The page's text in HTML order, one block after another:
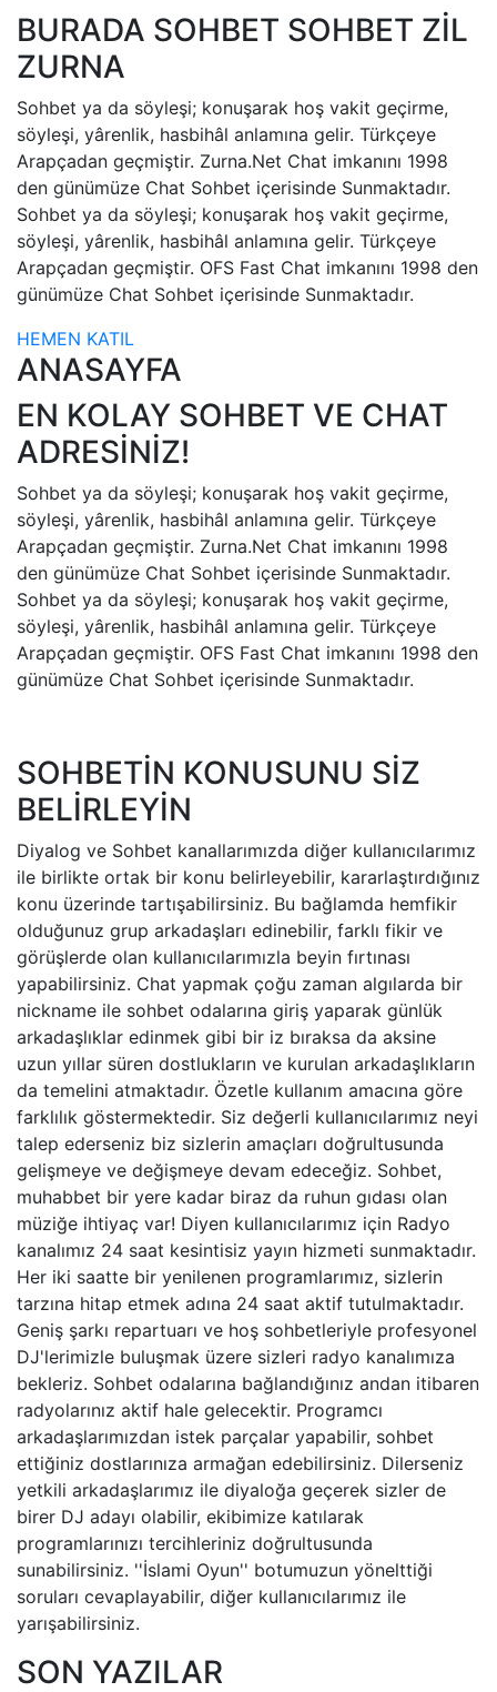
BURADA SOHBET SOHBET ZİL
ZURNA
Sohbet ya da söyleşi; konuşarak hoş vakit geçirme,
söyleşi, yârenlik, hasbihâl anlamına gelir. Türkçeye
Arapçadan geçmiştir. Zurna.Net Chat imkanını 1998
den günümüze Chat Sohbet içerisinde Sunmaktadır.
Sohbet ya da söyleşi; konuşarak hoş vakit geçirme,
söyleşi, yârenlik, hasbihâl anlamına gelir. Türkçeye
Arapçadan geçmiştir. OFS Fast Chat imkanını 1998 den
günümüze Chat Sohbet içerisinde Sunmaktadır.
HEMEN KATIL
ANASAYFA
EN KOLAY SOHBET VE CHAT
ADRESİNİZ!
Sohbet ya da söyleşi; konuşarak hoş vakit geçirme,
söyleşi, yârenlik, hasbihâl anlamına gelir. Türkçeye
Arapçadan geçmiştir. Zurna.Net Chat imkanını 1998
den günümüze Chat Sohbet içerisinde Sunmaktadır.
Sohbet ya da söyleşi; konuşarak hoş vakit geçirme,
söyleşi, yârenlik, hasbihâl anlamına gelir. Türkçeye
Arapçadan geçmiştir. OFS Fast Chat imkanını 1998 den
günümüze Chat Sohbet içerisinde Sunmaktadır.
SOHBETİN KONUSUNU SİZ
BELİRLEYİN
Diyalog ve Sohbet kanallarımızda diğer kullanıcılarımız
ile birlikte ortak bir konu belirleyebilir, kararlaştırdığınız
konu üzerinde tartışabilirsiniz. Bu bağlamda hemfikir
olduğunuz grup arkadaşları edinebilir, farklı fikir ve
görüşlerde olan kullanıcılarımızla beyin fırtınası
yapabilirsiniz. Chat yapmak çoğu zaman algılarda bir
nickname ile sohbet odalarına giriş yaparak günlük
arkadaşlıklar edinmek gibi bir iz bıraksa da aksine
uzun yıllar süren dostlukların ve kurulan arkadaşlıkların
da temelini atmaktadır. Özetle kullanım amacına göre
farklılık göstermektedir. Siz değerli kullanıcılarımız neyi
talep ederseniz biz sizlerin amaçları doğrultusunda
gelişmeye ve değişmeye devam edeceğiz. Sohbet,
muhabbet bir yere kadar biraz da ruhun gıdası olan
müziğe ihtiyaç var! Diyen kullanıcılarımız için Radyo
kanalımız 24 saat kesintisiz yayın hizmeti sunmaktadır.
Her iki saatte bir yenilenen programlarımız, sizlerin
tarzına hitap etmek adına 24 saat aktif tutulmaktadır.
Geniş şarkı repartuarı ve hoş sohbetleriyle profesyonel
DJ'lerimizle buluşmak üzere sizleri radyo kanalımıza
bekleriz. Sohbet odalarına bağlandığınız andan itibaren
radyolarınız aktif hale gelecektir. Programcı
arkadaşlarımızdan istek parçalar yapabilir, sohbet
ettiğiniz dostlarınıza armağan edebilirsiniz. Dilerseniz
yetkili arkadaşlarımız ile diyaloğa geçerek sizler de
birer DJ adayı olabilir, ekibimize katılarak
programlarınızı tercihleriniz doğrultusunda
sunabilirsiniz. ''İslami Oyun'' botumuzun yönelttiği
soruları cevaplayabilir, diğer kullanıcılarımız ile
yarışabilirsiniz.
SON YAZILAR